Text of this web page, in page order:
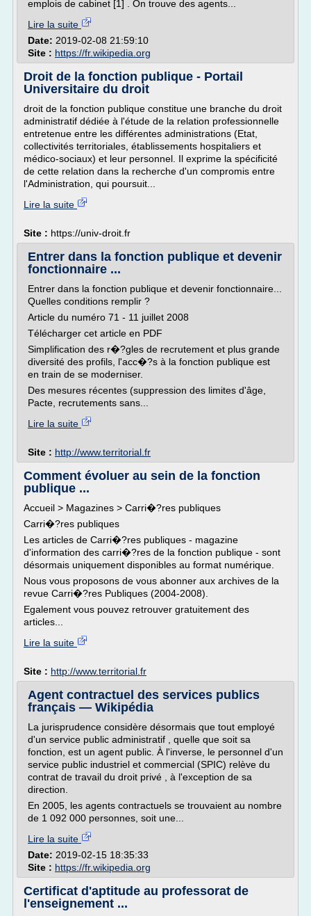
emplois de cabinet [1] . On trouve des agents...
Lire la suite
Date: 2019-02-08 21:59:10
Site : https://fr.wikipedia.org
Droit de la fonction publique - Portail
Universitaire du droit
droit de la fonction publique constitue une branche du droit
administratif dédiée à l'étude de la relation professionnelle
entretenue entre les différentes administrations (Etat,
collectivités territoriales, établissements hospitaliers et
médico-sociaux) et leur personnel. Il exprime la spécificité
de cette relation dans la recherche d'un compromis entre
l'Administration, qui poursuit...
Lire la suite
Site : https://univ-droit.fr
Entrer dans la fonction publique et devenir
fonctionnaire ...
Entrer dans la fonction publique et devenir fonctionnaire...
Quelles conditions remplir ?
Article du numéro 71 - 11 juillet 2008
Télécharger cet article en PDF
Simplification des r�?gles de recrutement et plus grande
diversité des profils, l'acc�?s à la fonction publique est
en train de se moderniser.
Des mesures récentes (suppression des limites d'âge,
Pacte, recrutements sans...
Lire la suite
Site : http://www.territorial.fr
Comment évoluer au sein de la fonction
publique ...
Accueil > Magazines > Carri�?res publiques
Carri�?res publiques
Les articles de Carri�?res publiques - magazine
d'information des carri�?res de la fonction publique - sont
désormais uniquement disponibles au format numérique.
Nous vous proposons de vous abonner aux archives de la
revue Carri�?res Publiques (2004-2008).
Egalement vous pouvez retrouver gratuitement des
articles...
Lire la suite
Site : http://www.territorial.fr
Agent contractuel des services publics
français — Wikipédia
La jurisprudence considère désormais que tout employé
d'un service public administratif , quelle que soit sa
fonction, est un agent public. À l'inverse, le personnel d'un
service public industriel et commercial (SPIC) relève du
contrat de travail du droit privé , à l'exception de sa
direction.
En 2005, les agents contractuels se trouvaient au nombre
de 1 092 000 personnes, soit une...
Lire la suite
Date: 2019-02-15 18:35:33
Site : https://fr.wikipedia.org
Certificat d'aptitude au professorat de
l'enseignement ...